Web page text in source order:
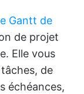
Gantt de
de projet
Elle vous
de
échéances,